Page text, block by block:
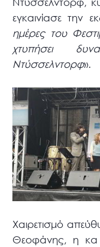
εγκαινίασε την
ημέρες του
χτυπήσει
Ντύσσελντορφ».
Χαιρετισμό
Θεοφάνης, η κα